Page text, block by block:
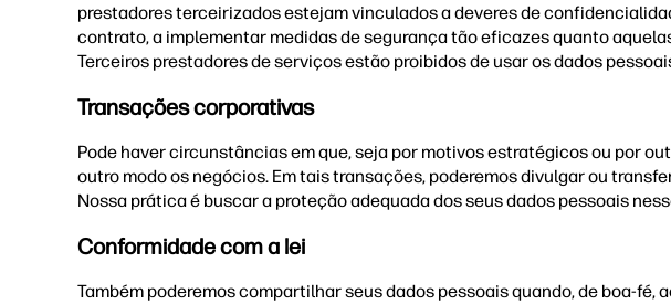
prestadores terceirizados estejam vinculados a deveres de
contrato, a implementar medidas de segurança tão eficazes quanto
Terceiros prestadores de serviços estão proibidos de usar os dados
Transações corporativas
Pode haver circunstâncias em que, seja por motivos estratégicos ou por
outro modo os negócios. Em tais transações, poderemos divulgar ou
Nossa prática é buscar a proteção adequada dos seus dados pessoais
Conformidade com a lei
Também poderemos compartilhar seus dados pessoais quando, de boa-